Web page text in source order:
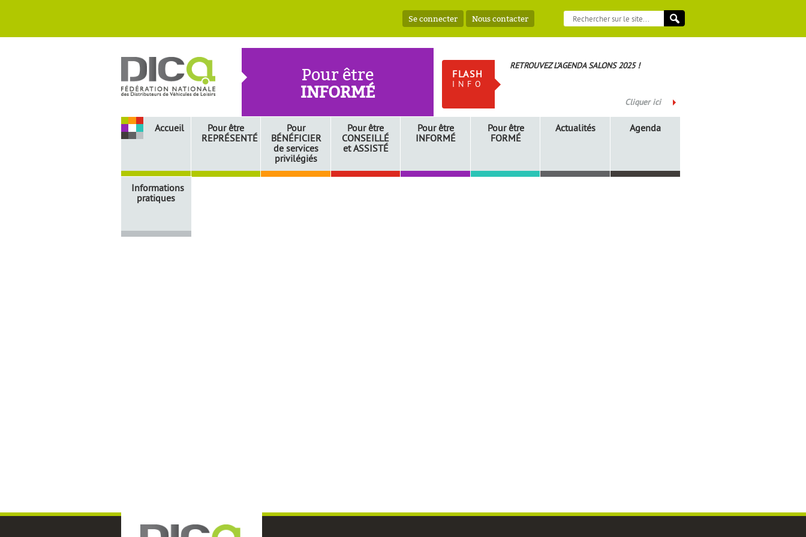
Se connecter Nous contacter
Pour être
INFORMÉ
FLASH
INFO
RETROUVEZ L’AGENDA SALONS 2025 !
Cliquer ici
Accueil
Pour être
REPRÉSENTÉ
Pour
BÉNÉFICIER
de services
privilégiés
Pour être
CONSEILLÉ
etASSISTÉ
Pour être
INFORMÉ
Pour être
FORMÉ
Actualités Agenda
Informations
pratiques